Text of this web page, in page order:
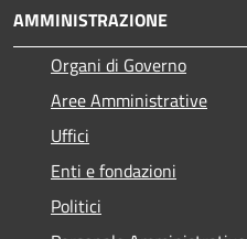
AMMINISTRAZIONE
Organi di Governo
Aree Amministrative
Uffici
Enti e fondazioni
Politici